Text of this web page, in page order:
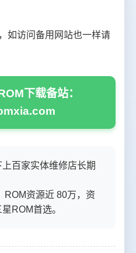
如访问备用网站也一样请
下载备站：
百家实体维修店长期
ROM资源近 80万，资
ROM首选。